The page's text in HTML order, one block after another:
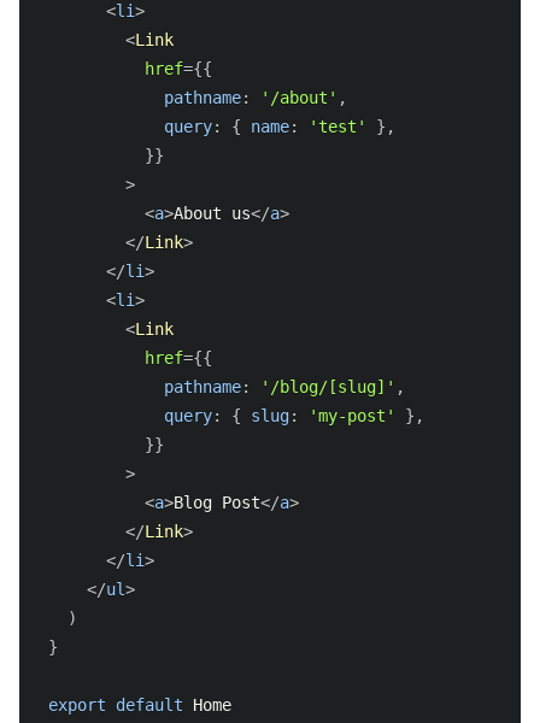
<li>
<Link
href={{
            pathname
: '/about' ,
            query
: { name: 'test' } ,
}}
>
<a>About us</a>
</Link>
</li>
<li>
<Link
href={{
            pathname
: '/blog/[slug]' ,
            query
: { slug: 'my-post' } ,
}}
>
<a>Blog Post</a>
</Link>
</li>
</ul>
)
}
export default Home